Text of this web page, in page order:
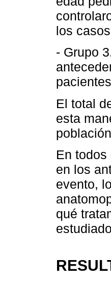
los
- Grupo
El total
esta
En
en los
evento,
qué